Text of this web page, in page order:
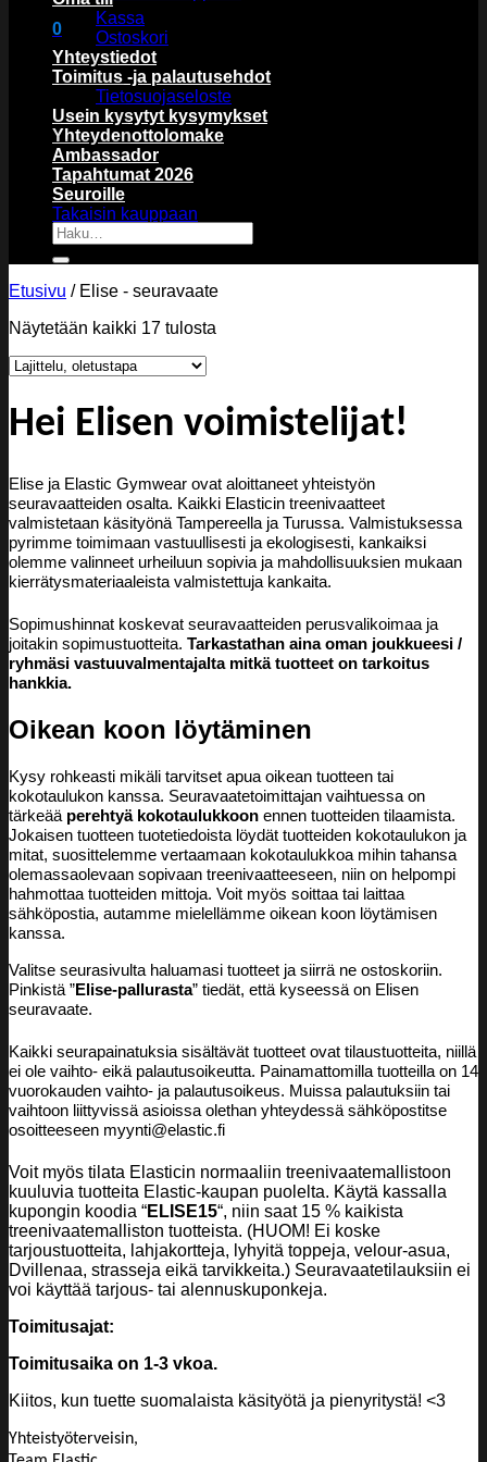
0
Ostoskori
Ostoskori on tyhjä.
Takaisin kauppaan
Kassa
Ostoskori
Yhteystiedot
Toimitus -ja palautusehdot
Tietosuojaseloste
Usein kysytyt kysymykset
Yhteydenottolomake
Ambassador
Tapahtumat 2026
Seuroille
Etsi:
Etusivu /Elise - seuravaate
Näytetään kaikki 17 tulosta
Hei Elisen voimistelijat!
Elise ja Elastic Gymwear ovat aloittaneet yhteistyön
seuravaatteiden osalta. Kaikki Elasticin treenivaatteet
valmistetaan käsityönä Tampereella ja Turussa. Valmistuksessa
pyrimme toimimaan vastuullisesti ja ekologisesti, kankaiksi
olemme valinneet urheiluun sopivia ja mahdollisuuksien mukaan
kierrätysmateriaaleista valmistettuja kankaita.
Sopimushinnat koskevat seuravaatteiden perusvalikoimaa ja
joitakin sopimustuotteita. Tarkastathan aina oman joukkueesi /
ryhmäsi vastuuvalmentajalta mitkä tuotteet on tarkoitus
hankkia.
Oikean koon löytäminen
Kysy rohkeasti mikäli tarvitset apua oikean tuotteen tai
kokotaulukon kanssa. Seuravaatetoimittajan vaihtuessa on
tärkeää perehtyä kokotaulukkoon ennen tuotteiden tilaamista.
Jokaisen tuotteen tuotetiedoista löydät tuotteiden kokotaulukon ja
mitat, suosittelemme vertaamaan kokotaulukkoa mihin tahansa
olemassaolevaan sopivaan treenivaatteeseen, niin on helpompi
hahmottaa tuotteiden mittoja. Voit myös soittaa tai laittaa
sähköpostia, autamme mielellämme oikean koon löytämisen
kanssa.
Valitse seurasivulta haluamasi tuotteet ja siirrä ne ostoskoriin.
Pinkistä ”Elise-pallurasta” tiedät, että kyseessä on Elisen
seuravaate.
Kaikki seurapainatuksia sisältävät tuotteet ovat tilaustuotteita, niillä
ei ole vaihto- eikä palautusoikeutta. Painamattomilla tuotteilla on 14
vuorokauden vaihto- ja palautusoikeus. Muissa palautuksiin tai
vaihtoon liittyvissä asioissa olethan yhteydessä sähköpostitse
osoitteeseen myynti@elastic.fi
Voit myös tilata Elasticin normaaliin treenivaatemallistoon
kuuluvia tuotteita Elastic-kaupan puolelta. Käytä kassalla
kupongin koodia “ELISE15“, niin saat 15 % kaikista
treenivaatemalliston tuotteista. (HUOM! Ei koske
tarjoustuotteita, lahjakortteja, lyhyitä toppeja, velour-asua,
Dvillenaa, strasseja eikä tarvikkeita.) Seuravaatetilauksiin ei
voi käyttää tarjous- tai alennuskuponkeja.
Toimitusajat:
Toimitusaika on 1-3 vkoa.
Kiitos, kun tuette suomalaista käsityötä ja pienyritystä! <3
Yhteistyöterveisin,